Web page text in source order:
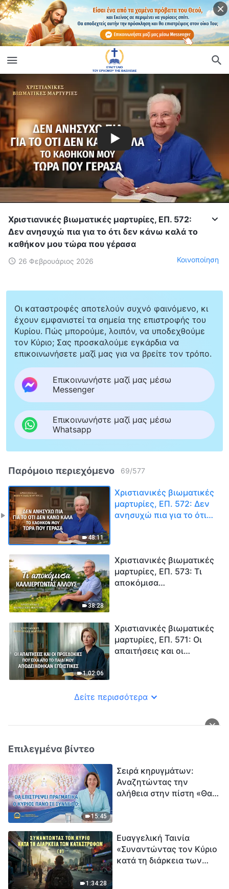
Χριστιανικές βιωματικές μαρτυρίες, ΕΠ. 572:
Δεν ανησυχώ πια για το ότι δεν κάνω καλά το
καθήκον μου τώρα που γέρασα
26 Φεβρουάριος 2026 Κοινοποίηση
Οι καταστροφές αποτελούν συχνό φαινόμενο, κι
έχουν εμφανιστεί τα σημεία της επιστροφής του
Κυρίου. Πώς μπορούμε, λοιπόν, να υποδεχθούμε
τον Κύριο; Σας προσκαλούμε εγκάρδια να
επικοινωνήσετε μαζί μας για να βρείτε τον τρόπο.
Επικοινωνήστε μαζί μας μέσω
Messenger
Επικοινωνήστε μαζί μας μέσω
Whatsapp
Παρόμοιο περιεχόμενο 69/577
48:11
Χριστιανικές βιωματικές
μαρτυρίες, ΕΠ. 572: Δεν
ανησυχώ πια για το ότι
38:28
Χριστιανικές βιωματικές
μαρτυρίες, ΕΠ. 573: Τι
αποκόμισα
1:02:06
Χριστιανικές βιωματικές
μαρτυρίες, ΕΠ. 571: Οι
απαιτήσεις και οι
εγωιστικές
Δείτε περισσότερα
Επιλεγμένα βίντεο
15:45
Σειρά κηρυγμάτων:
Αναζητώντας την
αλήθεια στην πίστη «Θα
1:34:28
Ευαγγελική Ταινία
«Συναντώντας τον Κύριο
κατά τη διάρκεια των